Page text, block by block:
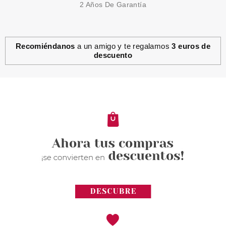
2 Años De Garantía
Recomiéndanos a un amigo y te regalamos3 euros de
descuento